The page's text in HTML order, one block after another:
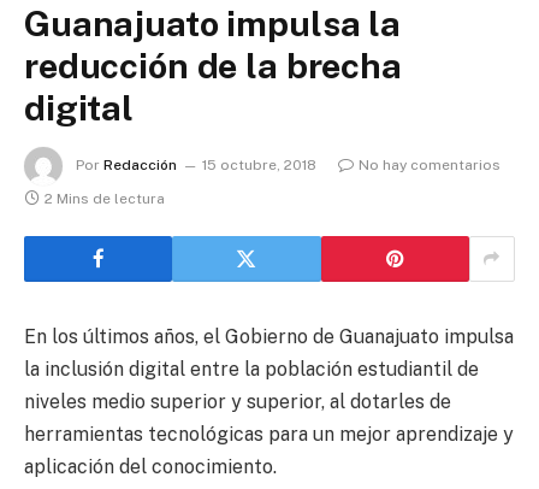
Guanajuato impulsa la
reducción de la brecha
digital
Por Redacción 15 octubre, 2018
No hay comentarios
2 Mins de lectura
En los últimos años, el Gobierno de Guanajuato impulsa
la inclusión digital entre la población estudiantil de
niveles medio superior y superior, al dotarles de
herramientas tecnológicas para un mejor aprendizaje y
aplicación del conocimiento.